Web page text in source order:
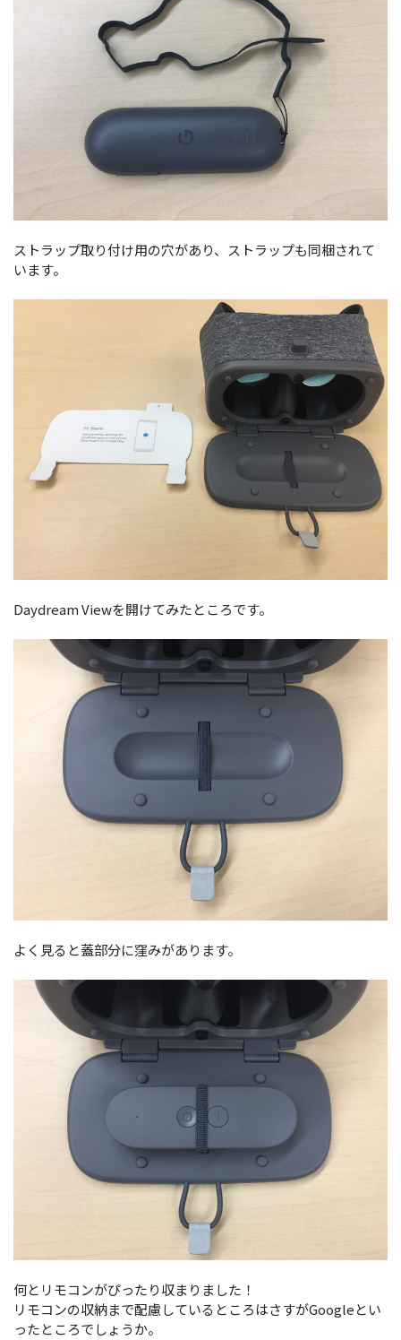
ストラップ取り付け用の穴があり、ストラップも同梱されて
います。
Daydream Viewを開けてみたところです。
よく見ると蓋部分に窪みがあります。
何とリモコンがぴったり収まりました！
リモコンの収納まで配慮しているところはさすがGoogleとい
ったところでしょうか。